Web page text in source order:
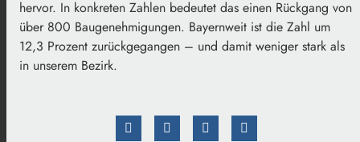
hervor. In konkreten Zahlen bedeutet das einen Rückgang von
über 800 Baugenehmigungen. Bayernweit ist die Zahl um
12,3 Prozent zurückgegangen – und damit weniger stark als
in unserem Bezirk.